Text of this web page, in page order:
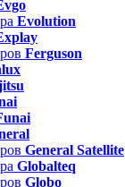
Evolution
Ferguson
General Satellite
Globalteq
Globo